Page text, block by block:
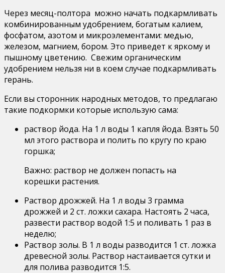
Через месяц-полтора можно начать подкармливать
комбинированным удобрением, богатым калием,
фосфатом, азотом и микроэлементами: медью,
железом, магнием, бором. Это приведет к яркому и
пышному цветению. Свежим органическим
удобрением нельзя ни в коем случае подкармливать
герань.
Если вы сторонник народных методов, то предлагаю
такие подкормки которые использую сама:
раствор йода. На 1 л воды 1 капля йода. Взять 50
мл этого раствора и полить по кругу по краю
горшка;
Важно: раствор не должен попасть на
корешки растения.
Раствор дрожжей. На 1 л воды 3 грамма
дрожжей и 2 ст. ложки сахара. Настоять 2 часа,
развести раствор водой 1:5 и поливать 1 раз в
неделю;
Раствор золы. В 1 л воды разводится 1 ст. ложка
древесной золы. Раствор настаивается сутки и
для полива разводится 1:5.